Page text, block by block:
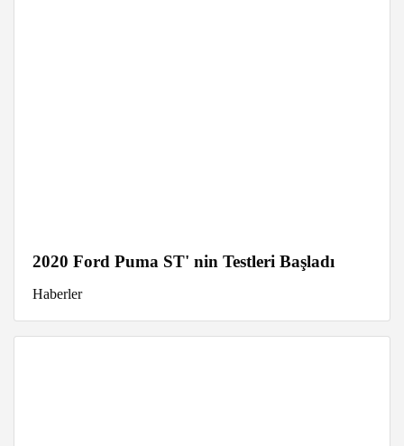
2020 Ford Puma ST' nin Testleri Başladı
Haberler